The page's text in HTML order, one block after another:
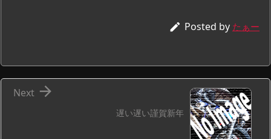
 Posted by たぁー
遅い遅い謹賀新年

Next